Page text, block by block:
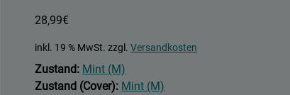
28,99€
inkl. 19 % MwSt. zzgl.Versandkosten
Zustand: Mint (M)
Zustand (Cover): Mint (M)